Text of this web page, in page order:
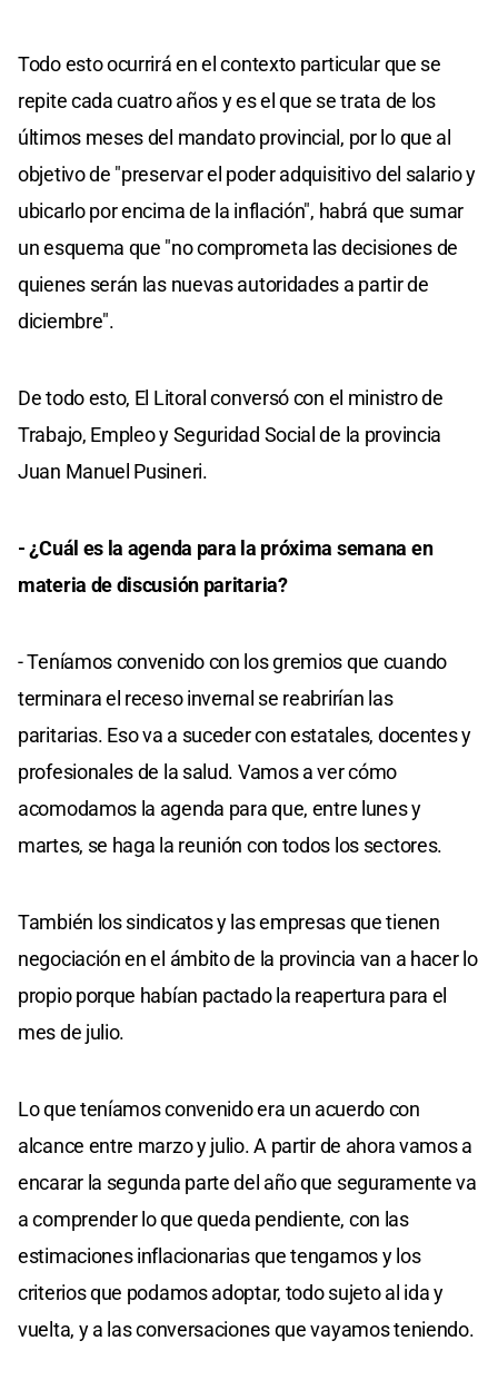
Todo esto ocurrirá en el contexto particular que se
repite cada cuatro años y es el que se trata de los
últimos meses del mandato provincial, por lo que al
objetivo de "preservar el poder adquisitivo del salario y
ubicarlo por encima de la inflación", habrá que sumar
un esquema que "no comprometa las decisiones de
quienes serán las nuevas autoridades a partir de
diciembre".
De todo esto, El Litoral conversó con el ministro de
Trabajo, Empleo y Seguridad Social de la provincia
Juan Manuel Pusineri.
- ¿Cuál es la agenda para la próxima semana en
materia de discusión paritaria?
- Teníamos convenido con los gremios que cuando
terminara el receso invernal se reabrirían las
paritarias. Eso va a suceder con estatales, docentes y
profesionales de la salud. Vamos a ver cómo
acomodamos la agenda para que, entre lunes y
martes, se haga la reunión con todos los sectores.
También los sindicatos y las empresas que tienen
negociación en el ámbito de la provincia van a hacer lo
propio porque habían pactado la reapertura para el
mes de julio.
Lo que teníamos convenido era un acuerdo con
alcance entre marzo y julio. A partir de ahora vamos a
encarar la segunda parte del año que seguramente va
a comprender lo que queda pendiente, con las
estimaciones inflacionarias que tengamos y los
criterios que podamos adoptar, todo sujeto al ida y
vuelta, y a las conversaciones que vayamos teniendo.